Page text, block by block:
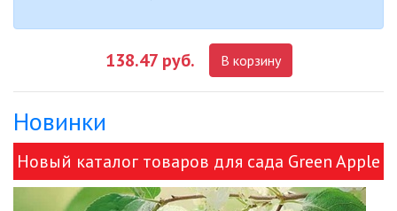
ДЕКОРАТИВНЫЕ СВЕТИЛЬНИКИ
ИЗОЛЯЦИОННАЯ ЛЕНТА
ИНФРАКРАСНЫЕ ЛАМПЫ
138.47 руб. В корзину
Новинки
Новый каталог товаров для сада Green Apple
и ЭРА!